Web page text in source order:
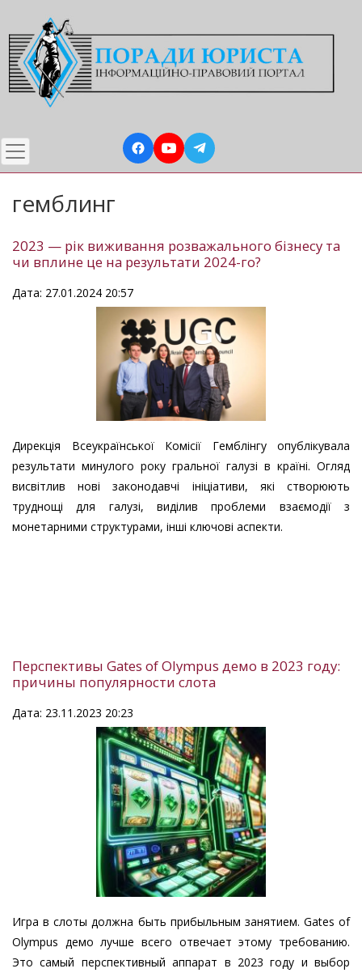
до
основного
вмісту
гемблинг
2023 — рік виживання розважального бізнесу та
чи вплине це на результати 2024-го?
Дата: 27.01.2024 20:57
Дирекція Всеукраїнської Комісії Гемблінгу опублікувала
результати минулого року гральної галузі в країні. Огляд
висвітлив нові законодавчі ініціативи, які створюють
труднощі для галузі, виділив проблеми взаємодії з
монетарними структурами, інші ключові аспекти.
Перспективы Gates of Olympus демо в 2023 году:
причины популярности слота
Дата: 23.11.2023 20:23
Игра в слоты должна быть прибыльным занятием. Gates of
Olympus демо лучше всего отвечает этому требованию.
Это самый перспективный аппарат в 2023 году и выбор